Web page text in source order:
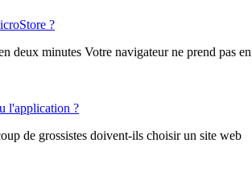
?
deux minutes Votre navigateur ne prend pas en
l'application ?
de grossistes doivent-ils choisir un site web